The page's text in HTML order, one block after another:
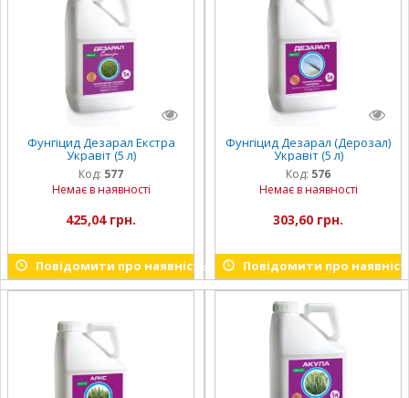
Фунгіцид Дезарал Екстра
Укравіт (5 л)
Код: 577
Немає в наявності
425,04 грн.
Повідомити про наявність
Фунгіцид Дезарал (Дерозал)
Укравіт (5 л)
Код: 576
Немає в наявності
303,60 грн.
Повідомити про